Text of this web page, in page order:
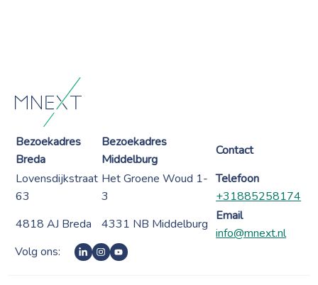
Bezoekadres
Breda
Bezoekadres
Middelburg
Contact
Lovensdijkstraat
63
Het Groene Woud 1-
3
Telefoon
+31885258174
4818 AJ Breda
4331 NB Middelburg
Email
info@mnext.nl
Volg ons: